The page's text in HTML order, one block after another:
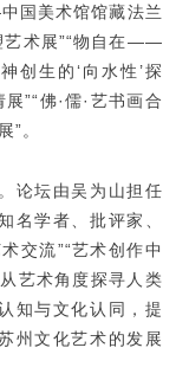
国美术馆馆藏法兰
艺术展”“物自在——
创生的‘向水性’探
”“佛·儒·艺书画合
”。
论坛由吴为山担任
名学者、批评家、
交流”“艺术创作中
艺术角度探寻人类
知与文化认同，提
州文化艺术的发展